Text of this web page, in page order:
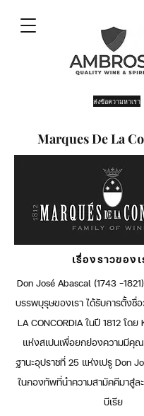
ส่งข้อความหาเรา
Marques De La
เรื่องราวของเ
Don José Abascal (1743 -1821)
บรรพบุรุษของเรา ได้รับการตั้งชื่อ
LA CONCORDIA ในปี 1812 โดย
แห่งสเปนเพื่อยกย่องความมีคุณ
ฐานะอุปราชที่ 25 แห่งเปรู Don
ในกองทัพที่นำความสามัคคีมาสู่ล
บีเรีย